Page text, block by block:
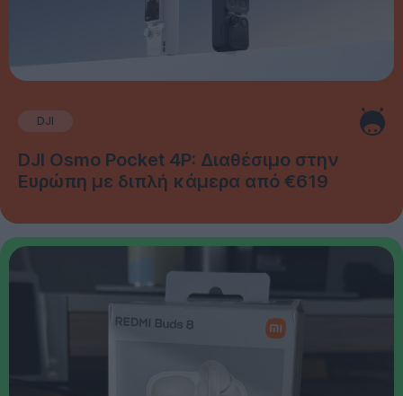
DJI
DJI Osmo Pocket 4P: Διαθέσιμο στην
Ευρώπη με διπλή κάμερα από €619